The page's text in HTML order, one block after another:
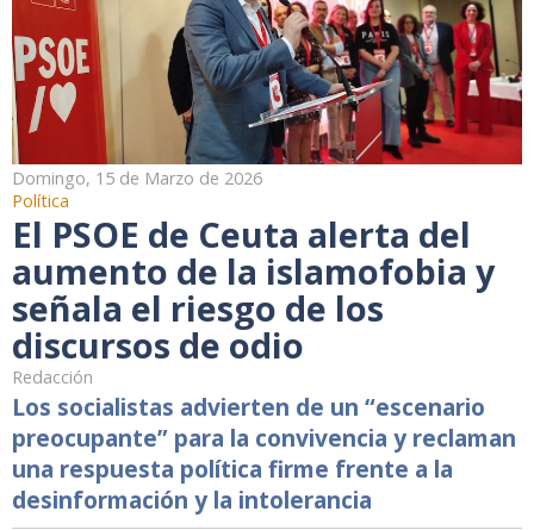
Domingo, 15 de Marzo de 2026
Política
El PSOE de Ceuta alerta del
aumento de la islamofobia y
señala el riesgo de los
discursos de odio
Redacción
Los socialistas advierten de un “escenario
preocupante” para la convivencia y reclaman
una respuesta política firme frente a la
desinformación y la intolerancia